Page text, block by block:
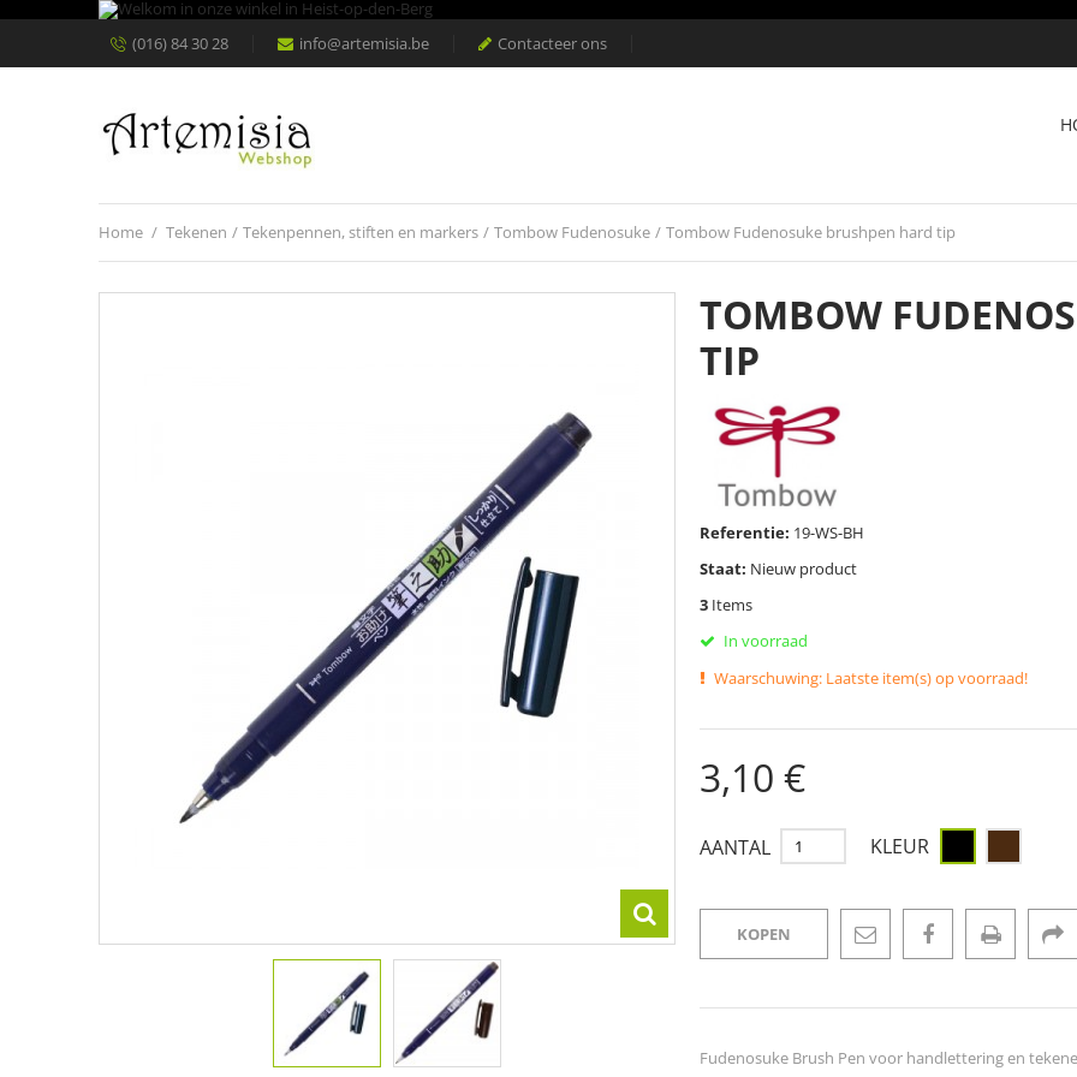
(016) 84 30 28 info@artemisia.be Contacteer ons
Home / Tekenen / Tekenpennen, stiften en markers / Tombow Fudenosuke / Tombow Fudenosuke brushpen hard tip
TOMBOW
TIP
Referentie: 19-WS-BH
Staat: Nieuw product
3 Items
In voorraad
Waarschuwing: Laatste item(s) op voorraad!
3,10 €
AANTAL KLEUR
KOPEN
Fudenosuke Brush Pen voor handlettering en